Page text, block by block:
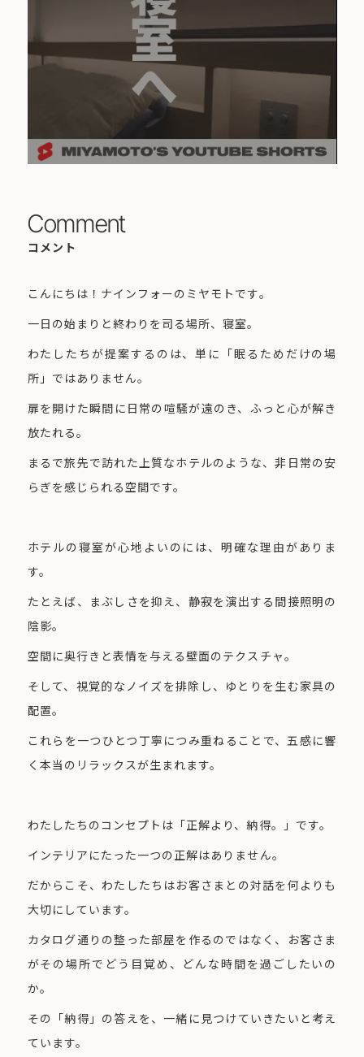
Comment
コメント
こんにちは！ナインフォーのミヤモトです。
一日の始まりと終わりを司る場所、寝室。
わたしたちが提案するのは、単に「眠るためだけの場
所」ではありません。
扉を開けた瞬間に日常の喧騒が遠のき、ふっと心が解き
放たれる。
まるで旅先で訪れた上質なホテルのような、非日常の安
らぎを感じられる空間です。
ホテルの寝室が心地よいのには、明確な理由がありま
す。
たとえば、まぶしさを抑え、静寂を演出する間接照明の
陰影。
空間に奥行きと表情を与える壁面のテクスチャ。
そして、視覚的なノイズを排除し、ゆとりを生む家具の
配置。
これらを一つひとつ丁寧につみ重ねることで、五感に響
く本当のリラックスが生まれます。
わたしたちのコンセプトは「正解より、納得。」です。
インテリアにたった一つの正解はありません。
だからこそ、わたしたちはお客さまとの対話を何よりも
大切にしています。
カタログ通りの整った部屋を作るのではなく、お客さま
がその場所でどう目覚め、どんな時間を過ごしたいの
か。
その「納得」の答えを、一緒に見つけていきたいと考え
ています。